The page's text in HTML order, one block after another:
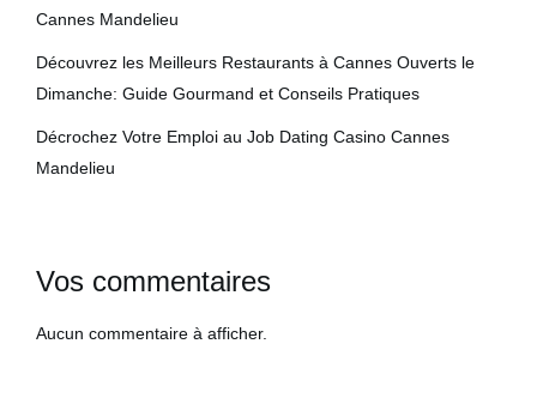
Cannes Mandelieu
Découvrez les Meilleurs Restaurants à Cannes Ouverts le
Dimanche: Guide Gourmand et Conseils Pratiques
Décrochez Votre Emploi au Job Dating Casino Cannes
Mandelieu
Vos commentaires
Aucun commentaire à afficher.